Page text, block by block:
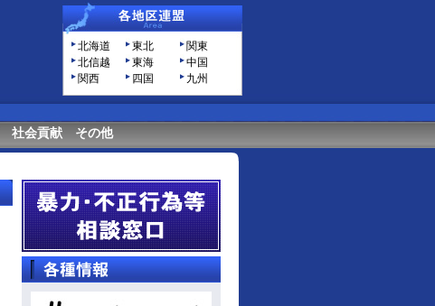
北海道 東北
関東
北信越
東海
中国
関西
四国 九州
社会貢献 その他